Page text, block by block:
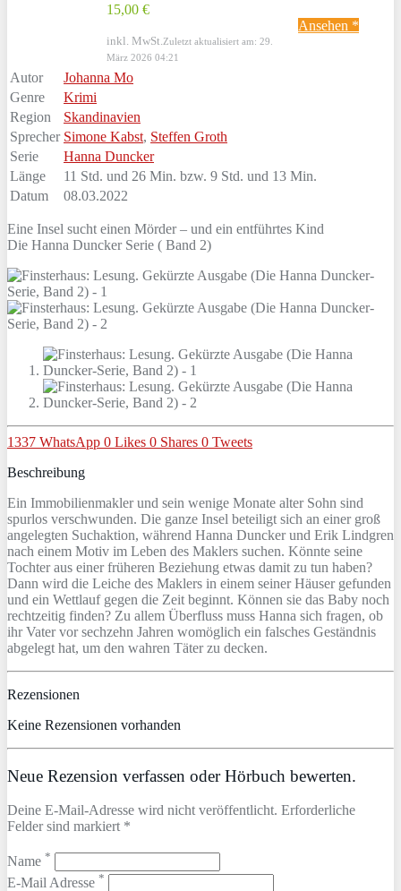
15,00 €
inkl. MwSt. Zuletzt aktualisiert am: 29.
März 2026 04:21
Ansehen *
Autor
Johanna Mo
Genre
Krimi
Region
Skandinavien
Sprecher Simone Kabst, Steffen Groth
Serie
Hanna Duncker
Länge
11 Std. und 26 Min. bzw. 9 Std. und 13 Min.
Datum
08.03.2022
Eine Insel sucht einen Mörder – und ein entführtes Kind
Die Hanna Duncker Serie ( Band 2)
1337 WhatsApp 0 Likes 0 Shares 0 Tweets
Beschreibung
Ein Immobilienmakler und sein wenige Monate alter Sohn sind
spurlos verschwunden. Die ganze Insel beteiligt sich an einer groß
angelegten Suchaktion, während Hanna Duncker und Erik Lindgren
nach einem Motiv im Leben des Maklers suchen. Könnte seine
Tochter aus einer früheren Beziehung etwas damit zu tun haben?
Dann wird die Leiche des Maklers in einem seiner Häuser gefunden
und ein Wettlauf gegen die Zeit beginnt. Können sie das Baby noch
rechtzeitig finden? Zu allem Überfluss muss Hanna sich fragen, ob
ihr Vater vor sechzehn Jahren womöglich ein falsches Geständnis
abgelegt hat, um den wahren Täter zu decken.
Rezensionen
Keine Rezensionen vorhanden
Neue Rezension verfassen oder Hörbuch bewerten.
Deine E-Mail-Adresse wird nicht veröffentlicht. Erforderliche
Felder sind markiert *
Name *
E-Mail Adresse *